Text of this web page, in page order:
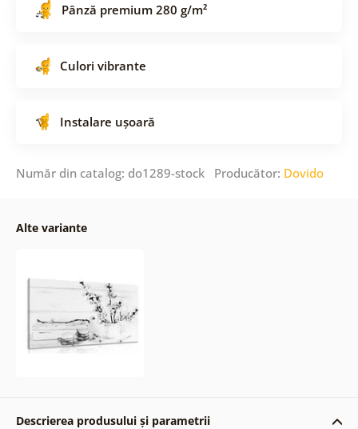
Pânză premium 280 g/m²
Culori vibrante
Instalare ușoară
Număr din catalog: do1289-stock Producător: Dovido
Alte variante
Descrierea produsului și parametrii